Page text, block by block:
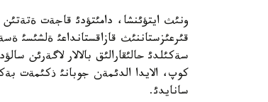
ونئث ايتؤئنشا، دامئتؤدئ قاجةت
قئرعئزستاننئث قازاقستانداعئ ةلشئسئ
سةكئلدئ حالئقارالئق بالالار لاگةرئن
كوپ، الايدا الدئمةن جوبانئ ذكئمةت
سانايدئ.